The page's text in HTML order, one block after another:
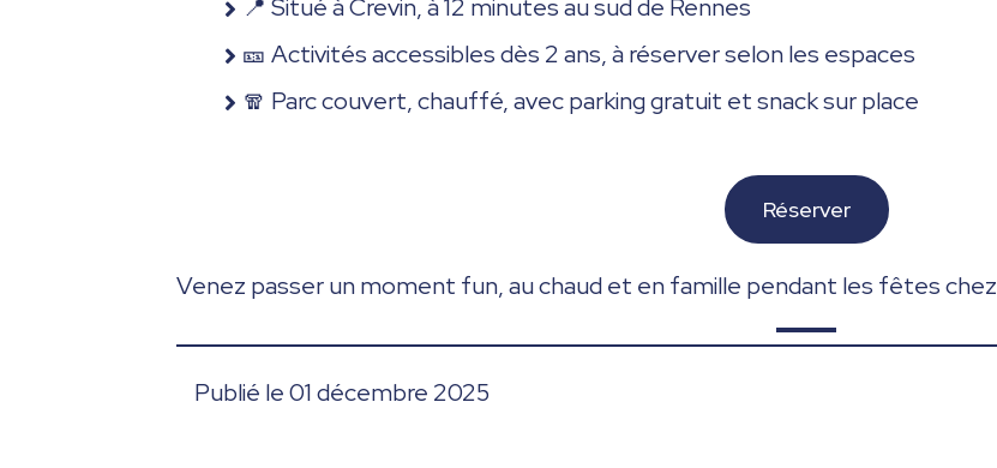
📍 Situé à Crevin, à 12 minutes au sud de Rennes
🎫 Activités accessibles dès 2 ans, à réserver selon les espaces
🧣 Parc couvert, chauffé, avec parking gratuit et snack sur place
Réserver
Venez passer un moment fun, au chaud et en famille pendant les fêtes chez
Publié le 01 décembre 2025